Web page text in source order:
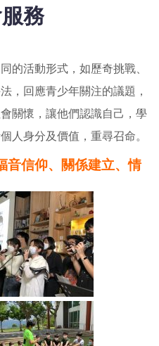
務
的活動形式，如歷奇挑戰、
，回應青少年關注的議題，
關懷，讓他們認識自己，學
人身分及價值，重尋召命。
音信仰、關係建立、情